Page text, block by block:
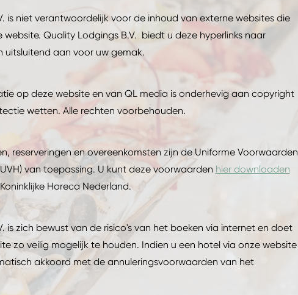
is niet verantwoordelijk voor de inhoud van externe websites die
website. Quality Lodgings B.V. biedt u deze hyperlinks naar
uitsluitend aan voor uw gemak.
op deze website en van QL media is onderhevig aan copyright
wetten. Alle rechten voorbehouden.
reserveringen en overeenkomsten zijn de Uniforme Voorwaarden
van toepassing. U kunt deze voorwaarden hier downloaden
Horeca Nederland.
is zich bewust van de risico's van het boeken via internet en doet
zo veilig mogelijk te houden. Indien u een hotel via onze website
akkoord met de annuleringsvoorwaarden van het